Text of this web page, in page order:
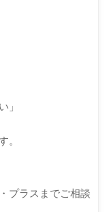
」
。
プラスまでご相談